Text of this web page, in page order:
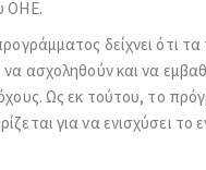
ΟΗΕ.
δείχνει ότι τα
να ασχοληθούν και να
Ως εκ τούτου, το
για να ενισχύσει το